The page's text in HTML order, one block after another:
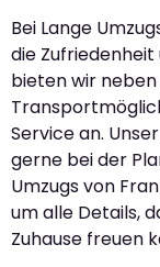
Bei Lange
die Zufriedenheit
bieten wir
Service an.
gerne bei der
Umzugs von
um alle Details,
Zuhause freuen